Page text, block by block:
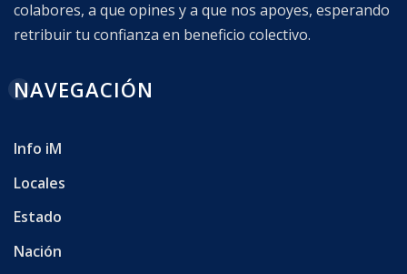
colabores, a que opines y a que nos apoyes, esperando
retribuir tu confianza en beneficio colectivo.
NAVEGACIÓN
Info iM
Locales
Estado
Nación